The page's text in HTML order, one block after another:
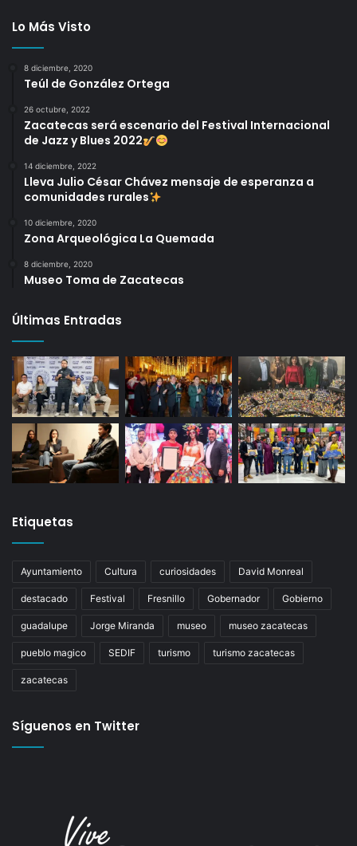
Lo Más Visto
8 diciembre, 2020
Teúl de González Ortega
26 octubre, 2022
Zacatecas será escenario del Festival Internacional
de Jazz y Blues 2022
14 diciembre, 2022
Lleva Julio César Chávez mensaje de esperanza a
comunidades rurales
10 diciembre, 2020
Zona Arqueológica La Quemada
8 diciembre, 2020
Museo Toma de Zacatecas
Últimas Entradas
Etiquetas
Ayuntamiento Cultura curiosidades David Monreal
destacado Festival Fresnillo Gobernador Gobierno
guadalupe Jorge Miranda museo museo zacatecas
pueblo magico SEDIF turismo turismo zacatecas
zacatecas
Síguenos en Twitter